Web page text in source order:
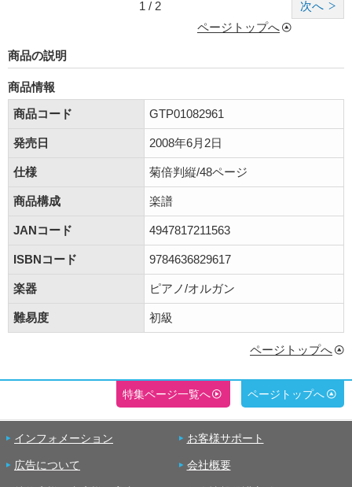
次へ
1 / 2
ページトップへ
商品の説明
商品情報
商品コード
GTP01082961
発売日 2008年6月2日
仕様 菊倍判縦/48ページ
商品構成 楽譜
JANコード 4947817211563
ISBNコード 9784636829617
楽器 ピアノ/オルガン
難易度 初級
ページトップへ
特集ページ一覧へ ページトップへ
インフォメーション お客様サポート
広告について 会社概要